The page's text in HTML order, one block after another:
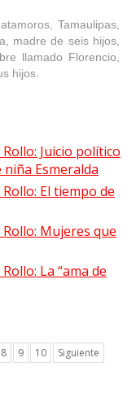
Tamaulipas,
madre de seis hijos,
llamado Florencio,
hijos.
Juicio político
Esmeralda
El tiempo de
Mujeres que
La “ama de
8 9 10
Siguiente